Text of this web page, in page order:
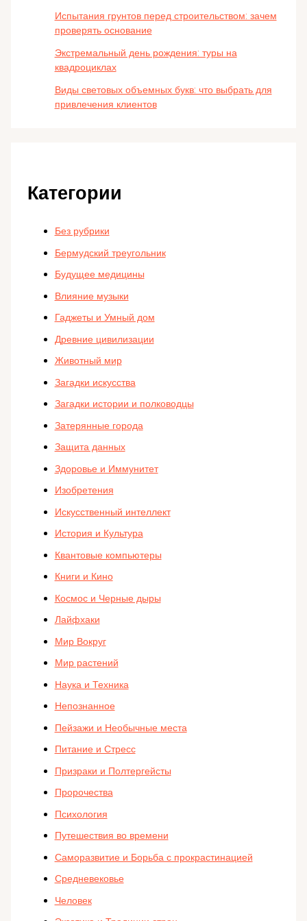
Испытания грунтов перед строительством: зачем
проверять основание
Экстремальный день рождения: туры на
квадроциклах
Виды световых объемных букв: что выбрать для
привлечения клиентов
Категории
Без рубрики
Бермудский треугольник
Будущее медицины
Влияние музыки
Гаджеты и Умный дом
Древние цивилизации
Животный мир
Загадки искусства
Загадки истории и полководцы
Затерянные города
Защита данных
Здоровье и Иммунитет
Изобретения
Искусственный интеллект
История и Культура
Квантовые компьютеры
Книги и Кино
Космос и Черные дыры
Лайфхаки
Мир Вокруг
Мир растений
Наука и Техника
Непознанное
Пейзажи и Необычные места
Питание и Стресс
Призраки и Полтергейсты
Пророчества
Психология
Путешествия во времени
Саморазвитие и Борьба с прокрастинацией
Средневековье
Человек